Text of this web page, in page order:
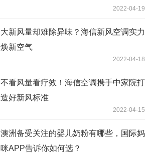
2022-04-19
大新风量却难除异味？海信新风空调实力
焕新空气
2022-04-18
不看风量看疗效！海信空调携手中家院打
造好新风标准
2022-04-15
澳洲备受关注的婴儿奶粉有哪些，国际妈
咪APP告诉你如何选？